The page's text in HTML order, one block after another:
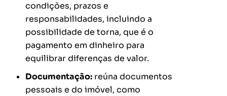
condições, prazos e
responsabilidades, incluindo a
possibilidade de torna, que é o
pagamento em dinheiro para
equilibrar diferenças de valor.
Documentação: reúna documentos
pessoais e do imóvel, como